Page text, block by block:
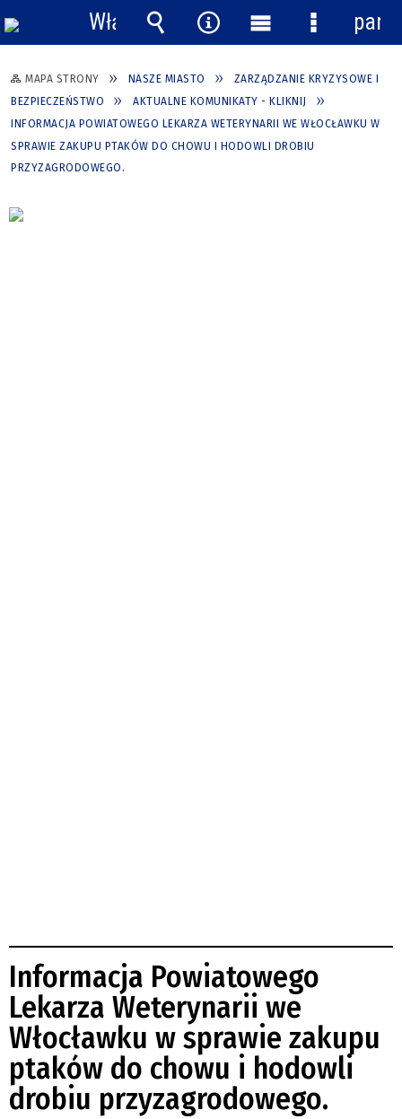
MAPA STRONY NASZE MIASTO
ZARZĄDZANIE KRYZYSOWE I
BEZPIECZEŃSTWO
AKTUALNE KOMUNIKATY - KLIKNIJ
INFORMACJA POWIATOWEGO LEKARZA WETERYNARII WE WŁOCŁAWKU W
SPRAWIE ZAKUPU PTAKÓW DO CHOWU I HODOWLI DROBIU
PRZYZAGRODOWEGO.
Informacja Powiatowego
Lekarza Weterynarii we
Włocławku w sprawie zakupu
ptaków do chowu i hodowli
drobiu przyzagrodowego.
Włącz
powiadomienia
Wyszukiwarka
Narzędzia
Menu
główne
Menu
panel